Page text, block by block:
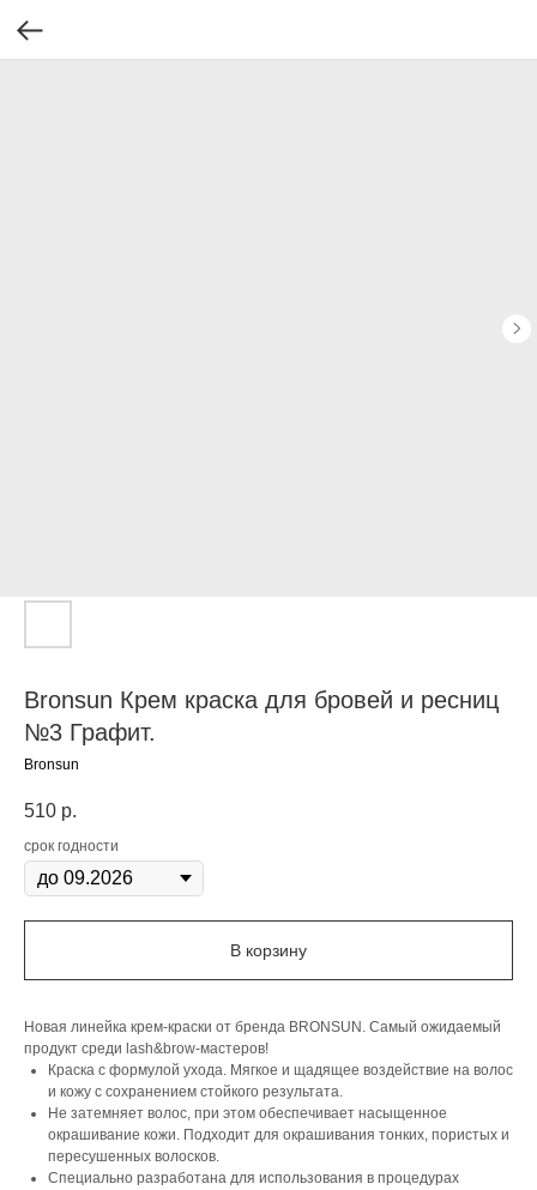
Bronsun Крем краска для бровей и ресниц
№3 Графит.
Bronsun
510 р.
срок годности
В корзину
Новая линейка крем-краски от бренда BRONSUN. Самый ожидаемый
продукт среди lash&brow-мастеров!
Краска с формулой ухода. Мягкое и щадящее воздействие на волос
и кожу с сохранением стойкого результата.
Не затемняет волос, при этом обеспечивает насыщенное
окрашивание кожи. Подходит для окрашивания тонких, пористых и
пересушенных волосков.
Специально разработана для использования в процедурах